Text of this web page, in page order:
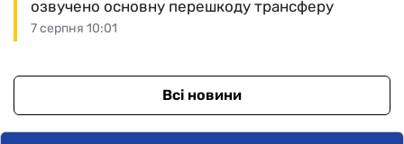
7 серпня 10:01
озвучено основну перешкоду трансферу
Всі новини